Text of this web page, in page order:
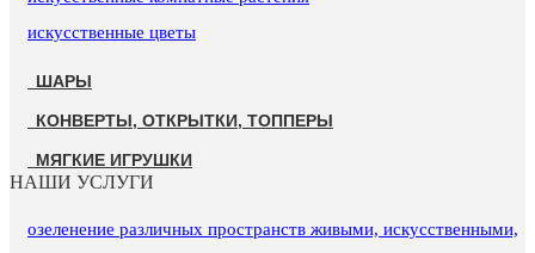
искусственные цветы
ШАРЫ
КОНВЕРТЫ, ОТКРЫТКИ, ТОППЕРЫ
МЯГКИЕ ИГРУШКИ
НАШИ УСЛУГИ
озеленение различных пространств живыми, искусственными,